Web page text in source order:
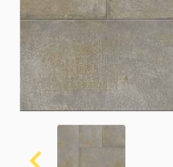
Москва (сменить
Заказать